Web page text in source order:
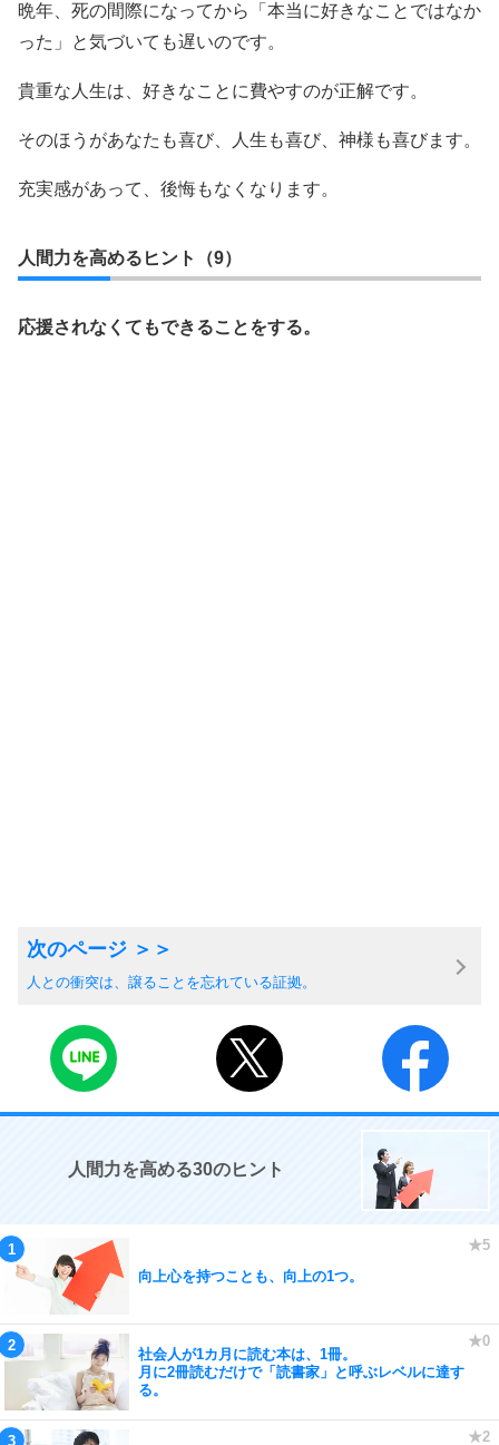
晩年、死の間際になってから「本当に好きなことではなか
った」と気づいても遅いのです。
貴重な人生は、好きなことに費やすのが正解です。
そのほうがあなたも喜び、人生も喜び、神様も喜びます。
充実感があって、後悔もなくなります。
人間力を高めるヒント（9）
応援されなくてもできることをする。
人との衝突は、譲ることを忘れている証拠。
人間力を高める30のヒント
向上心を持つことも、向上の1つ。
社会人が1カ月に読む本は、1冊。
月に2冊読むだけで「読書家」と呼ぶレベルに達す
る。